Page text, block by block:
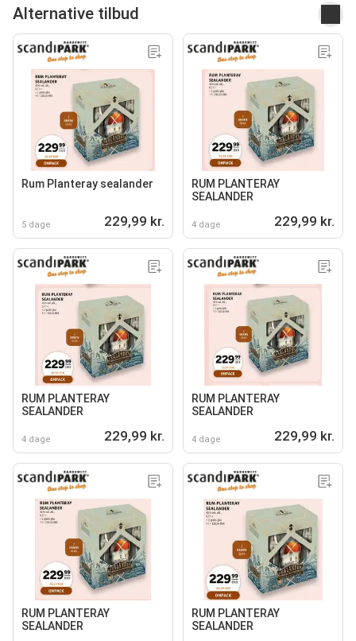
Alternative tilbud
Rum Planteray sealander
5 dage 229,99 kr.
RUM PLANTERAY
SEALANDER
4 dage 229,99 kr.
RUM PLANTERAY
SEALANDER
4 dage 229,99 kr.
RUM PLANTERAY
SEALANDER
4 dage 229,99 kr.
RUM PLANTERAY
SEALANDER
RUM PLANTERAY
SEALANDER